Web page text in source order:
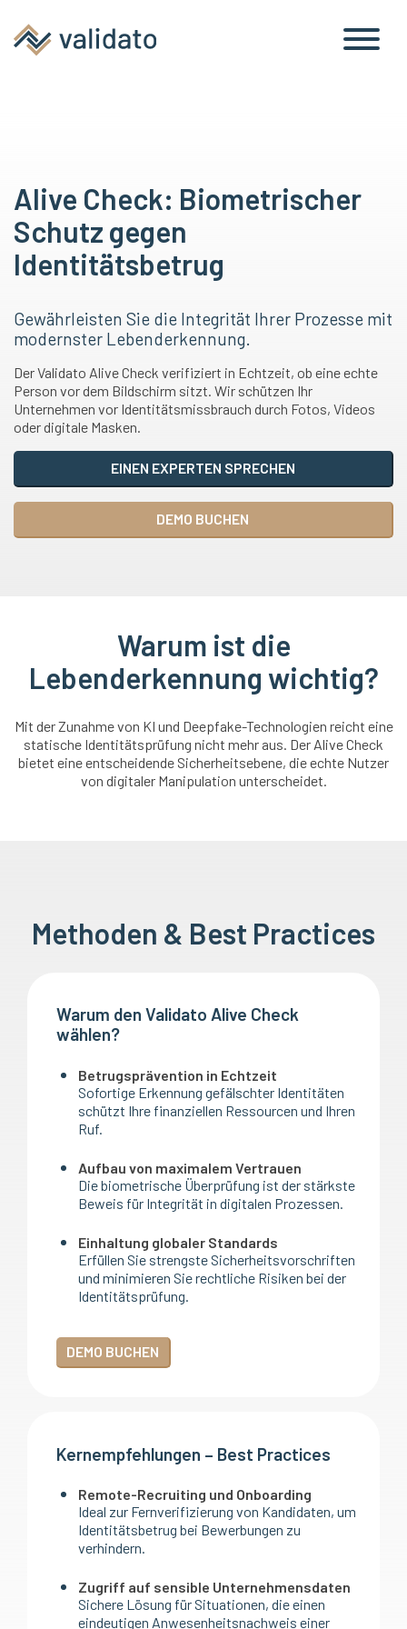
Alive Check: Biometrischer
Schutz gegen
Identitätsbetrug
Gewährleisten Sie die Integrität Ihrer Prozesse mit
modernster Lebenderkennung.
Der Validato Alive Check verifiziert in Echtzeit, ob eine echte
Person vor dem Bildschirm sitzt. Wir schützen Ihr
Unternehmen vor Identitätsmissbrauch durch Fotos, Videos
oder digitale Masken.
EINEN EXPERTEN SPRECHEN
DEMO BUCHEN
Warum ist die
Lebenderkennung wichtig?
Mit der Zunahme von KI und Deepfake-Technologien reicht eine
statische Identitätsprüfung nicht mehr aus. Der Alive Check
bietet eine entscheidende Sicherheitsebene, die echte Nutzer
von digitaler Manipulation unterscheidet.
Methoden & Best Practices
Warum den Validato Alive Check
wählen?
Betrugsprävention in Echtzeit
Sofortige Erkennung gefälschter Identitäten
schützt Ihre finanziellen Ressourcen und Ihren
Ruf.
Aufbau von maximalem Vertrauen
Die biometrische Überprüfung ist der stärkste
Beweis für Integrität in digitalen Prozessen.
Einhaltung globaler Standards
Erfüllen Sie strengste Sicherheitsvorschriften
und minimieren Sie rechtliche Risiken bei der
Identitätsprüfung.
DEMO BUCHEN
Kernempfehlungen – Best Practices
Remote-Recruiting und Onboarding
Ideal zur Fernverifizierung von Kandidaten, um
Identitätsbetrug bei Bewerbungen zu
verhindern.
Zugriff auf sensible Unternehmensdaten
Sichere Lösung für Situationen, die einen
eindeutigen Anwesenheitsnachweis einer